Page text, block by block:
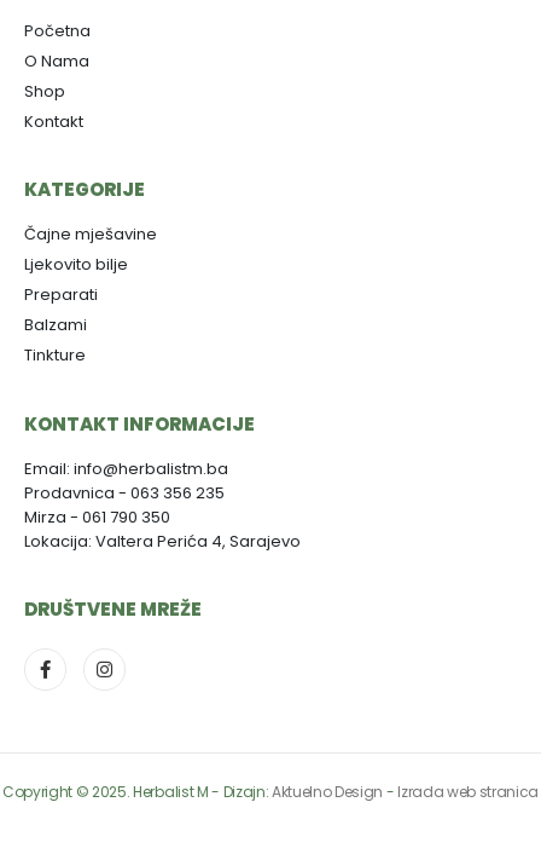
Početna
O Nama
Shop
Kontakt
KATEGORIJE
Čajne mješavine
Ljekovito bilje
Preparati
Balzami
Tinkture
KONTAKT INFORMACIJE
Email: info@herbalistm.ba
Prodavnica - 063 356 235
Mirza - 061 790 350
Lokacija: Valtera Perića 4, Sarajevo
DRUŠTVENE MREŽE
Copyright © 2025. Herbalist M - Dizajn:Aktuelno Design - Izrada web stranica